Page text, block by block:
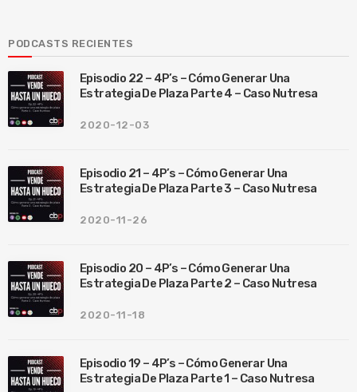
PODCASTS RECIENTES
Episodio 22 – 4P’s – Cómo Generar Una
Estrategia De Plaza Parte 4 – Caso Nutresa
2020-12-03
Episodio 21 – 4P’s – Cómo Generar Una
Estrategia De Plaza Parte 3 – Caso Nutresa
2020-11-26
Episodio 20 – 4P’s – Cómo Generar Una
Estrategia De Plaza Parte 2 – Caso Nutresa
2020-11-18
Episodio 19 – 4P’s – Cómo Generar Una
Estrategia De Plaza Parte 1 – Caso Nutresa